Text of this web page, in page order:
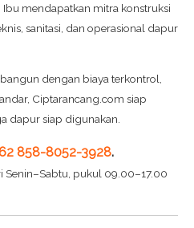
Ibu mendapatkan mitra konstruksi
sanitasi, dan operasional dapur
dengan biaya terkontrol,
Ciptarancang.com siap
dapur siap digunakan.
858-8052-3928.
pukul 09.00–17.00